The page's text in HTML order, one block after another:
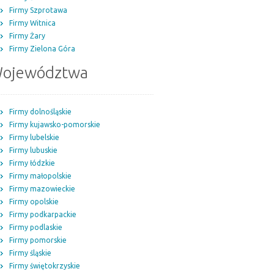
Firmy Szprotawa
Firmy Witnica
Firmy Żary
Firmy Zielona Góra
Firmy dolnośląskie
Firmy kujawsko-pomorskie
Firmy lubelskie
Firmy lubuskie
Firmy łódzkie
Firmy małopolskie
Firmy mazowieckie
Firmy opolskie
Firmy podkarpackie
Firmy podlaskie
Firmy pomorskie
Firmy śląskie
Firmy świętokrzyskie